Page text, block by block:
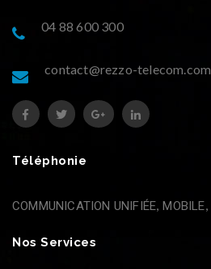
04 88 600 300
contact@rezzo-telecom.com
Téléphonie
COMMUNICATION UNIFIÉE MOBILE
Nos Services